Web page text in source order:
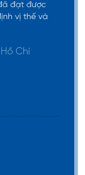
đạt được
vị thế và
Hồ Chí